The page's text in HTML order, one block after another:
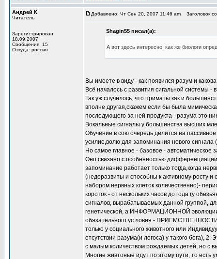
Андрей К
Читатель
Зарегистрирован:
18.09.2007
Сообщения: 15
Откуда: россия
Добавлено: Чт Сен 20, 2007 11:46 am Заголовок
Shagin55 писал(а):
А вот здесь интересно, как же биологи
Вы имеете в виду - как появился разум и
Всё началось с развития сигальной системы -
Так уж случилось, что приматы как и
вполне другая,скажем если бы была
последующего за ней продукта - разума это
Вокальные сигналы у большинства высших
Обучение в сою очередь делится на
усилие,волю для запоминания нового сигнала
Но самое главное - базовое - автоматическое
Оно связано с особенностью
запоминание работает только тогда,когда
(недоразвиты и способны к активному росту
набором нервных клеток количественно)-
короток - от нескольких часов до года (у
сигналов, вырабатываемых данной группой,
генетической, а ИНФОРМАЦИОННОЙ эволюции
обязательного ус ловия -
только у социального животного или
отсутствии разума(и логоса) у такого бога),
с малым количеством рождаемых детей, но с
Многие живтоные идут по этому пути, то